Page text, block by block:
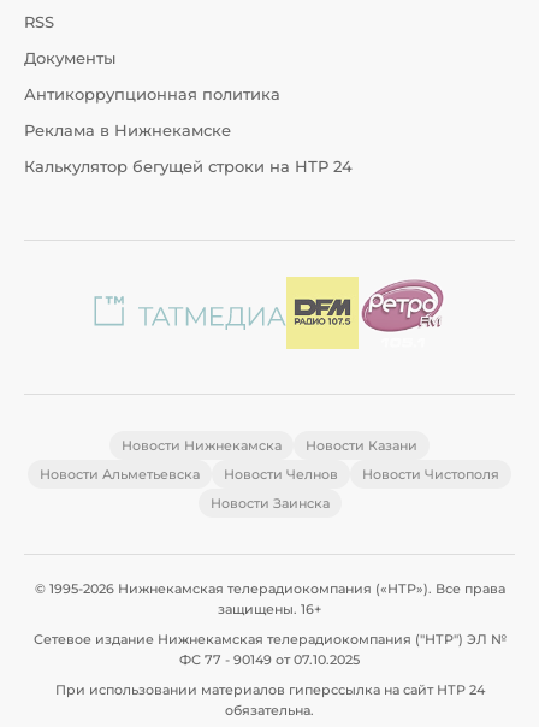
RSS
Документы
Антикоррупционная политика
Реклама в Нижнекамске
Калькулятор бегущей строки на НТР 24
Новости Нижнекамска
Новости Казани
Новости Альметьевска
Новости Челнов
Новости Чистополя
Новости Заинска
© 1995-2026 Нижнекамская телерадиокомпания («НТР»). Все права
защищены. 16+
Сетевое издание Нижнекамская телерадиокомпания ("НТР") ЭЛ №
ФС 77 - 90149 от 07.10.2025
При использовании материалов гиперссылка на сайт НТР 24
обязательна.